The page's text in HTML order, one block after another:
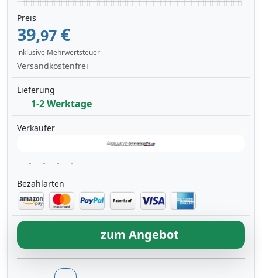
Preis
39,97 €
inklusive Mehrwertsteuer
Versandkostenfrei
Lieferung
1-2 Werktage
Verkäufer
Bezahlarten
zum Angebot